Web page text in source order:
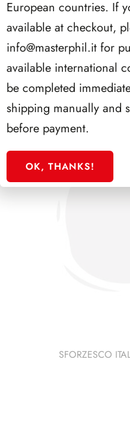
SFORZESCO
SFORZESCO
European countries. If
available at checkout,
info@masterphil.it for
available international
be completed
shipping manually and
before payment.
OK, THANKS!